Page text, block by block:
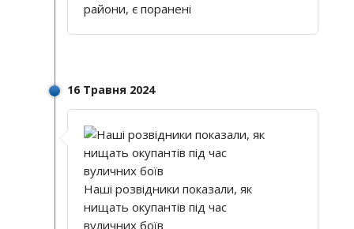
райони, є поранені
16 Травня 2024
Наші розвідники показали, як
нищать окупантів під час
вуличних боїв